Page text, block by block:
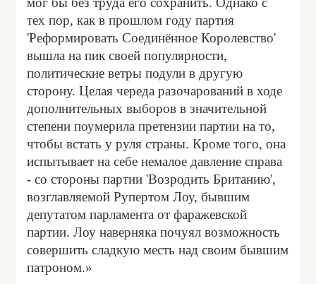
тех пор, как в прошлом году партия
'Реформировать Соединённое Королевство'
вышла на пик своей популярности,
политические ветры подули в другую
сторону. Целая череда разочарований в ходе
дополнительных выборов в значительной
степени поумерила претензии партии на то,
чтобы встать у руля страны. Кроме того, она
испытывает на себе немалое давление справа
- со стороны партии 'Возродить Британию',
возглавляемой Рупертом Лоу, бывшим
депутатом парламента от фаражевской
партии. Лоу наверняка почуял возможность
совершить сладкую месть над своим бывшим
патроном.»